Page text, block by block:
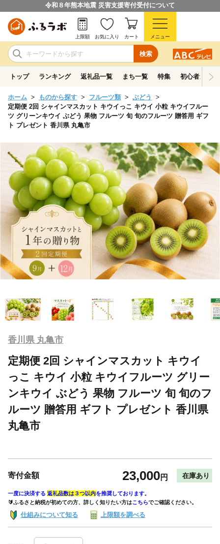
令和８年熊本地震 災害支援寄付受付について
検索
上限額 お気に入り カート メニュー
トップ ランキング 返礼品一覧 まち一覧 特集 初心者ガイド
ホーム ものから探す フルーツ類
ぶどう
定期便 2回 シャインマスカット キウイっこ キウイ 小粒 キウイフルー
ツ グリーンキウイ ぶどう 果物 フルーツ 旬 旬のフルーツ 贈答用 ギフ
ト プレゼント 香川県 丸亀市
香川県 丸亀市
定期便 2回 シャインマスカット キウイ
っこ キウイ 小粒 キウイフルーツ グリー
ンキウイ ぶどう 果物 フルーツ 旬 旬のフ
ルーツ 贈答用 ギフト プレゼント 香川県
丸亀市
寄付金額 23,000円 在庫あり
一度に決済する 返礼品数は３つ以内を推奨しております。
🔰ふるさと納税が初めての方、詳しく知りたい方はこちらでご確認ください。
仕組みについて知る 上限額を調べる